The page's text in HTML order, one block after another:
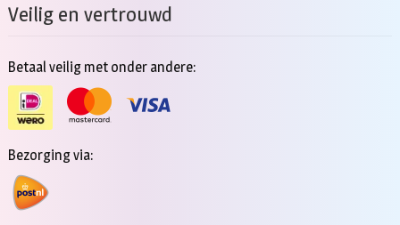
Veilig en vertrouwd
Betaal veilig met onder andere:
Bezorging via: